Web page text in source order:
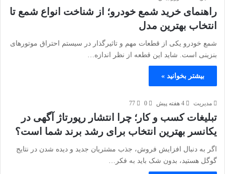
راهنمای خرید شمع خودرو؛ از شناخت انواع شمع تا
انتخاب بهترین مدل
شمع خودرو یکی از قطعات مهم و تاثیرگذار در سیستم احتراق موتورهای
بنزینی است. شاید این قطعه از نظر اندازه…
بیشتر بخوانید »
مدیریت 4 هفته پیش 0
77
تبلیغات کسب و کار؛ چرا انتشار رپورتاژ آگهی در
یکانسر بهترین انتخاب برای رشد برند شما است؟
اگر به دنبال افزایش فروش، جذب مشتریان جدید و دیده شدن در نتایج
گوگل هستید، بدون شک باید به فکر…